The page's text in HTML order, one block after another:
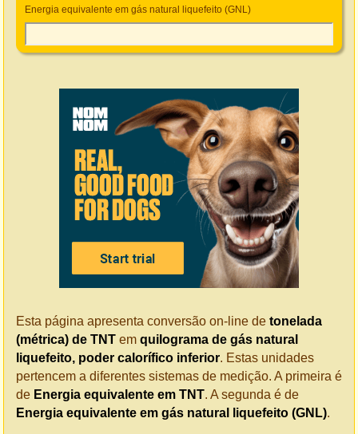
Energia equivalente em gás natural liquefeito (GNL)
Esta página apresenta conversão on-line de tonelada
(métrica) de TNT em quilograma de gás natural
liquefeito, poder calorífico inferior. Estas unidades
pertencem a diferentes sistemas de medição. A primeira é
de Energia equivalente em TNT. A segunda é de
Energia equivalente em gás natural liquefeito (GNL).